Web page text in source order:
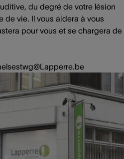
du degré de votre lésion
de vie. Il vous aidera à vous
pour vous et se chargera de